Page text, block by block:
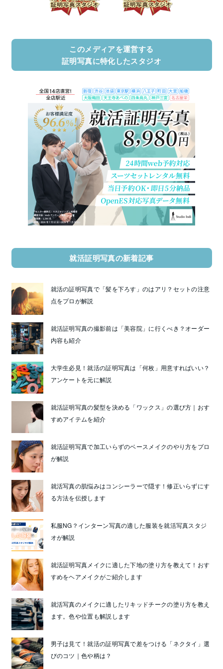
このメディアを運営する
証明写真に特化したスタジオ
就活証明写真の新着記事
就活の証明写真で「髪を下ろす」のはアリ？セットの注意
点をプロが解説
就活証明写真の撮影前は「美容院」に行くべき？オーダー
内容も紹介
大学生必見！就活の証明写真は「何枚」用意すればいい？
アンケートを元に解説
就活証明写真の髪型を決める「ワックス」の選び方｜おす
すめアイテムを紹介
就活証明写真で加工いらずのベースメイクのやり方をプロ
が解説
就活写真の肌悩みはコンシーラーで隠す！修正いらずにす
る方法を伝授します
私服NG？インターン写真の適した服装を就活写真スタジ
オが解説
就活証明写真メイクに適した下地の塗り方を教えて！おす
すめをヘアメイクがご紹介します
就活写真のメイクに適したリキッドチークの塗り方を教え
ます。色や位置も解説します
男子は見て！就活の証明写真で差をつける「ネクタイ」選
びのコツ｜色や柄は？